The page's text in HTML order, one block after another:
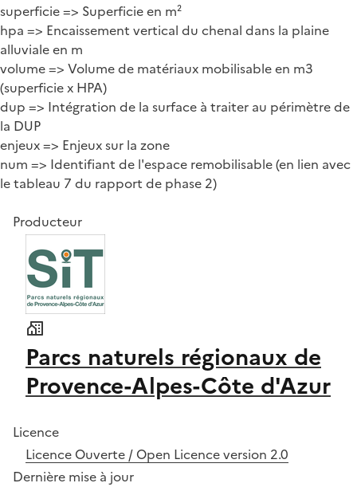
superficie => Superficie en m²
hpa => Encaissement vertical du chenal dans la plaine
alluviale en m
volume => Volume de matériaux mobilisable en m3
(superficie x HPA)
dup => Intégration de la surface à traiter au périmètre de
la DUP
enjeux => Enjeux sur la zone
num => Identifiant de l'espace remobilisable (en lien avec
le tableau 7 du rapport de phase 2)
Producteur
Parcs naturels régionaux de
Provence-Alpes-Côte d'Azur
Licence
Licence Ouverte / Open Licence version 2.0
Dernière mise à jour